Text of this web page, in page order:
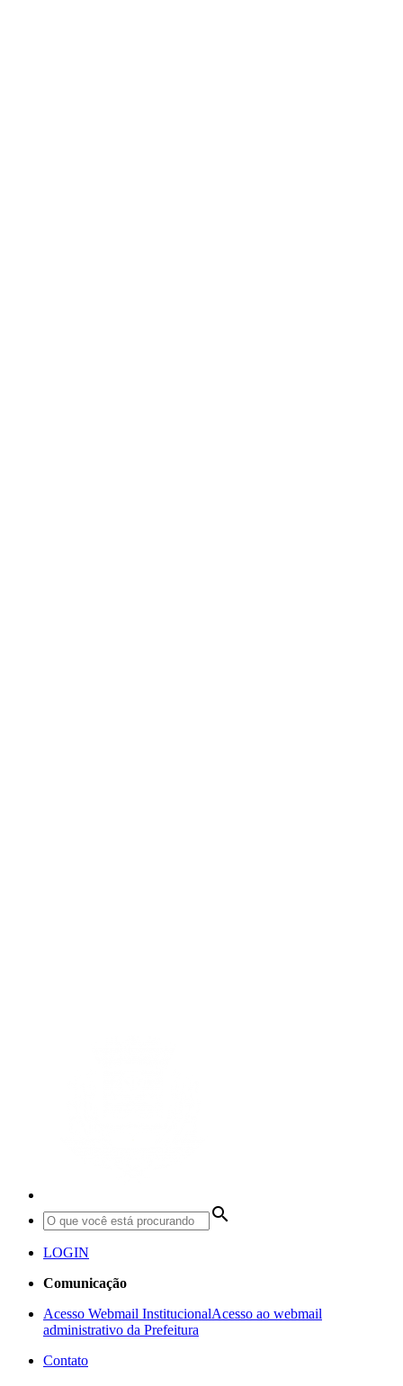
search
LOGIN
Comunicação
Acesso Webmail InstitucionalAcesso ao webmail
administrativo da Prefeitura
Contato